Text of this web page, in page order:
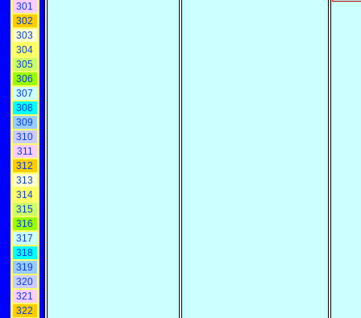
301
302
303
304
305
306
307
308
309
310
311
312
313
314
315
316
317
318
319
320
321
322